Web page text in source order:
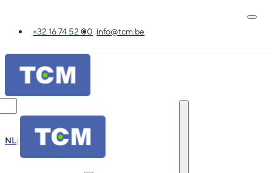
+32 16 74 52 00 info@tcm.be
NL| DE